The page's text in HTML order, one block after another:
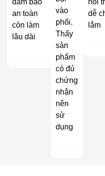
an toàn
còn làm
lâu dài
vào
phổi.
Thấy
sản
phẩm
có đủ
chứng
nhận
nên
sử
dụng
dễ
lắm